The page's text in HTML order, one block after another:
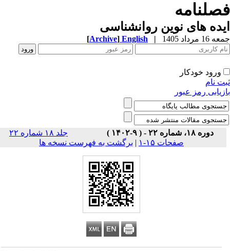
های نوین روانشناسی
مرداد 1405 |
English
[Archive]
ورود خودکار
نام
رمز عبور
دوره ۱۸، شماره ۲۲ - ( ۹-۱۴۰۲ )
جلد ۱۸ شماره ۲۲
صفحات ۱۵-۱
| برگشت به فهرست نسخه ها